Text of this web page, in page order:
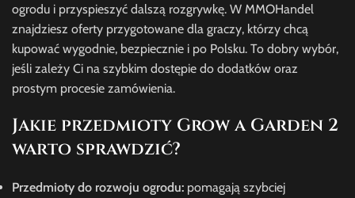
ogrodu i przyspieszyć dalszą rozgrywkę. W MMOHandel
znajdziesz oferty przygotowane dla graczy, którzy chcą
kupować wygodnie, bezpiecznie i po Polsku. To dobry wybór,
jeśli zależy Ci na szybkim dostępie do dodatków oraz
prostym procesie zamówienia.
Jakie przedmioty Grow a Garden 2
warto sprawdzić?
Przedmioty do rozwoju ogrodu: pomagają szybciej